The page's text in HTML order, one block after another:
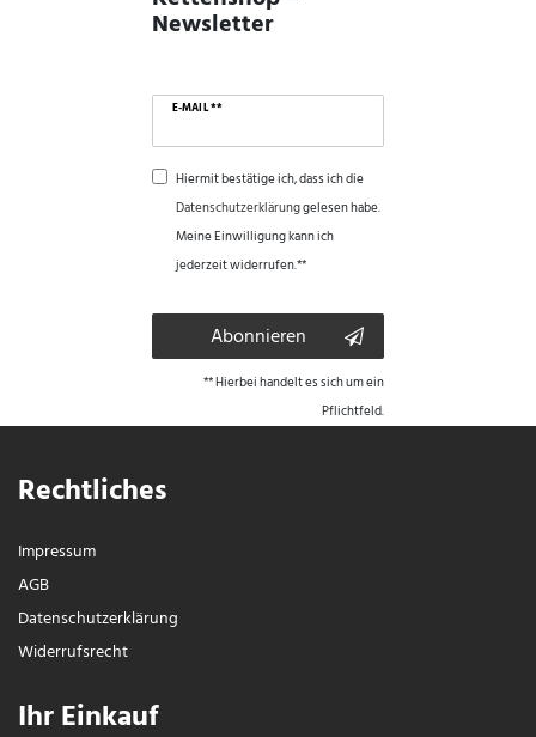
Newsletter
E-MAIL **
Hiermit bestätige ich, dass ich die
Daten­schutz­erklärunggelesen habe.
Meine Einwilligung kann ich
jederzeit widerrufen.**
Abonnieren
** Hierbei handelt es sich um ein
Pflichtfeld.
Rechtliches
Impressum
AGB
Daten­schutz­erklärung
Widerrufs­recht
Ihr Einkauf